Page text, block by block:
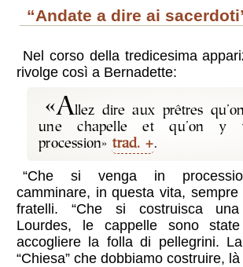
“andate a dire ai
Nel corso della tredicesima
rivolge così a Bernadette:
«Allez dire aux prêtres
une chapelle et qu’on y
procession» trad. .
“Che si venga in
camminare, in questa vita,
fratelli. “Che si costruisca
Lourdes, le cappelle sono
accogliere la folla di pellegrini.
“Chiesa” che dobbiamo costruire,